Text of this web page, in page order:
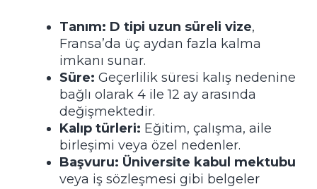
Tanım: D tipi uzun süreli vize,
Fransa’da üç aydan fazla kalma
imkanı sunar.
Süre: Geçerlilik süresi kalış nedenine
bağlı olarak 4 ile 12 ay arasında
değişmektedir.
Kalıp türleri: Eğitim, çalışma, aile
birleşimi veya özel nedenler.
Başvuru: Üniversite kabul mektubu
veya iş sözleşmesi gibi belgeler